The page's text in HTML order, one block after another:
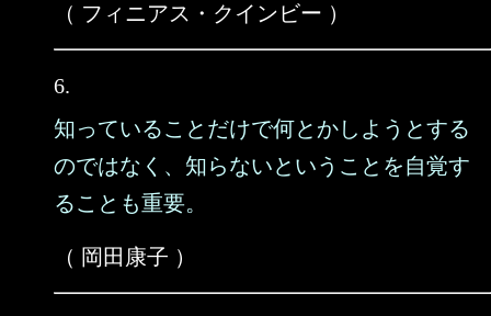
（ フィニアス・クインビー ）
6.
知っていることだけで何とかしようとする
のではなく、知らないということを自覚す
ることも重要。
（ 岡田康子 ）